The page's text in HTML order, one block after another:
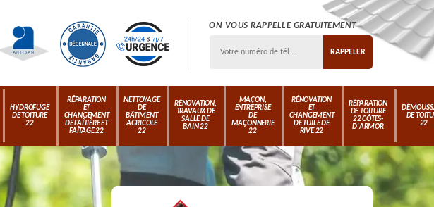
ON VOUS RAPPELLE GRATUITEMENT
HYDROFUGE
DE TOITURE
22
RÉPARATION
ET
CHANGEMENT
DE FAÎTIÈRE ET
FAÎTAGE 22
NETTOYAGE
DE
BÂTIMENT
AGRICOLE
22
RÉNOVATION,
TRAVAUX DE
SALLE DE
BAIN 22
MAÇON,
ENTREPRISE
DE
MAÇONNERIE
22
RÉNOVATION
ET
CHANGEMENT
DE TUILE DE
RIVE 22
RÉPARATION
DE TOITURE
22 CÔTES-
D'ARMOR
DE
22